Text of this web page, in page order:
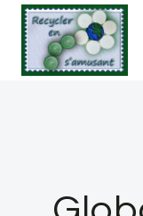
Skip
content